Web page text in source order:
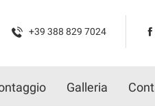
+39 388 829 7024
Galleria